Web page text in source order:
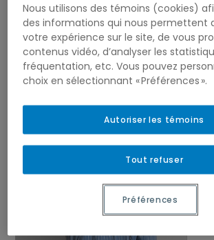
Nous utilisons des témoins (cookies)
des informations qui nous permettent
votre expérience sur le site, de vous
contenus vidéo, d’analyser les
fréquentation, etc. Vous pouvez
choix en sélectionnant « Préférences ».
Tout refuser
Autoriser les témoins
Préférences